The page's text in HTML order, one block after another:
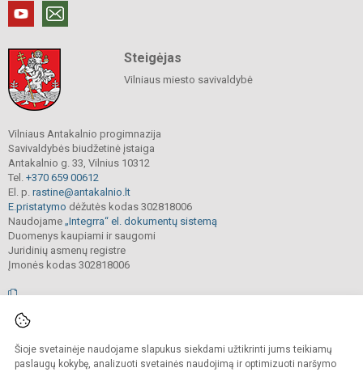
Šioje svetainėje naudojame slapukus siekdami užtikrinti jums teikiamų
paslaugų kokybę, analizuoti svetainės naudojimą ir optimizuoti naršymo
Steigėjas
Vilniaus miesto savivaldybė
Vilniaus Antakalnio progimnazija
Savivaldybės biudžetinė įstaiga
Antakalnio g. 33, Vilnius 10312
Tel. +370 659 00612
El. p. rastine@antakalnio.lt
E.pristatymo dėžutės kodas 302818006
Naudojame „Integrra“ el. dokumentų sistemą
Duomenys kaupiami ir saugomi
Juridinių asmenų registre
Įmonės kodas 302818006
Kopijuoti, cituoti ar kitaip atvaizduoti internetinės svetainės turinį be raštiško
mokyklos vadovų sutikimo yra draudžiama.